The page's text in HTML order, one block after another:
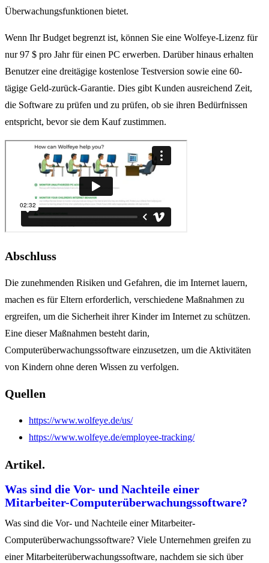
Überwachungsfunktionen bietet.
Wenn Ihr Budget begrenzt ist, können Sie eine Wolfeye-Lizenz für
nur 97 $ pro Jahr für einen PC erwerben. Darüber hinaus erhalten
Benutzer eine dreitägige kostenlose Testversion sowie eine 60-
tägige Geld-zurück-Garantie. Dies gibt Kunden ausreichend Zeit,
die Software zu prüfen und zu prüfen, ob sie ihren Bedürfnissen
entspricht, bevor sie dem Kauf zustimmen.
Abschluss
Die zunehmenden Risiken und Gefahren, die im Internet lauern,
machen es für Eltern erforderlich, verschiedene Maßnahmen zu
ergreifen, um die Sicherheit ihrer Kinder im Internet zu schützen.
Eine dieser Maßnahmen besteht darin,
Computerüberwachungssoftware einzusetzen, um die Aktivitäten
von Kindern ohne deren Wissen zu verfolgen.
Quellen
https://www.wolfeye.de/us/
https://www.wolfeye.de/employee-tracking/
Artikel.
Was sind die Vor- und Nachteile einer
Mitarbeiter-Computerüberwachungssoftware?
Was sind die Vor- und Nachteile einer Mitarbeiter-
Computerüberwachungssoftware? Viele Unternehmen greifen zu
einer Mitarbeiterüberwachungssoftware, nachdem sie sich über